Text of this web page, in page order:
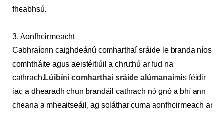
fheabhsú.
3. Aonfhoirmeacht
Cabhraíonn caighdeánú comharthaí sráide le branda níos
comhtháite agus aeistéitiúil a chruthú ar fud na
cathrach. Lúibíní comharthaí sráide alúmanaimis féidir
iad a dhearadh chun brandáil cathrach nó gnó a bhí ann
cheana a mheaitseáil, ag soláthar cuma aonfhoirmeach ar